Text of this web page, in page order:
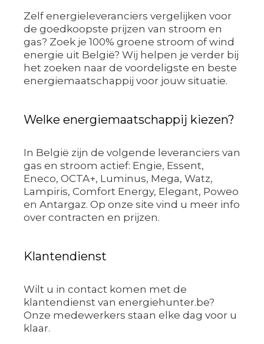
Zelf energieleveranciers vergelijken voor
de goedkoopste prijzen van stroom en
gas? Zoek je 100% groene stroom of wind
energie uit België? Wij helpen je verder bij
het zoeken naar de voordeligste en beste
energiemaatschappij voor jouw situatie.
Welke energiemaatschappij kiezen?
In België zijn de volgende leveranciers van
gas en stroom actief: Engie, Essent,
Eneco, OCTA+, Luminus, Mega, Watz,
Lampiris, Comfort Energy, Elegant, Poweo
en Antargaz. Op onze site vind u meer info
over contracten en prijzen.
Klantendienst
Wilt u in contact komen met de
klantendienst van energiehunter.be?
Onze medewerkers staan elke dag voor u
klaar.